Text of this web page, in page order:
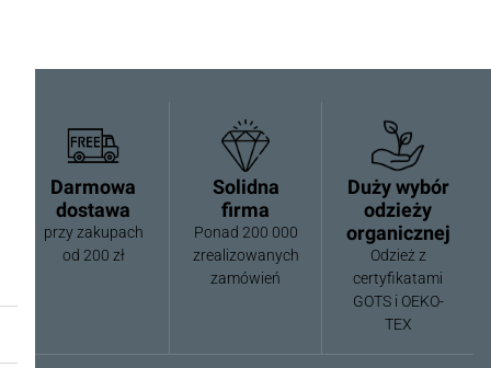
Darmowa
dostawa
przy zakupach
od 200 zł
Solidna
firma
Ponad 200 000
zrealizowanych
zamówień
Duży wybór
odzieży
organicznej
Odzież z
certyfikatami
GOTS i OEKO-
TEX